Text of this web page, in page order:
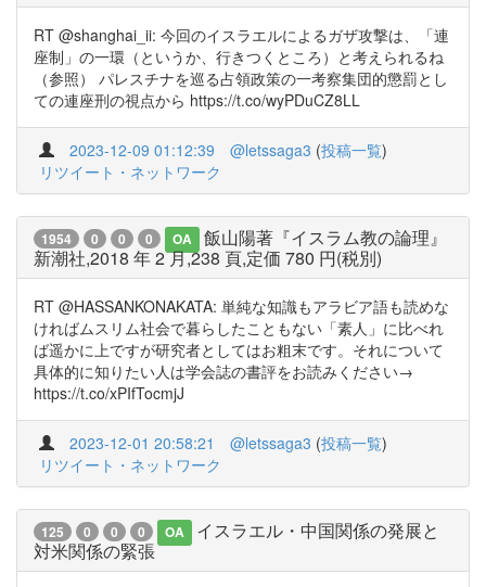
RT @shanghai_ii: 今回のイスラエルによるガザ攻撃は、「連
座制」の一環（というか、行きつくところ）と考えられるね
（参照） パレスチナを巡る占領政策の一考察集団的懲罰とし
ての連座刑の視点から https://t.co/wyPDuCZ8LL
2023-12-09 01:12:39 @letssaga3 (投稿一覧)
リツイート・ネットワーク
1954 0 0 0 OA
飯山陽著『イスラム教の論理』
新潮社,2018 年 2 月,238 頁,定価 780 円(税別)
RT @HASSANKONAKATA: 単純な知識もアラビア語も読めな
ければムスリム社会で暮らしたこともない「素人」に比べれ
ば遥かに上ですが研究者としてはお粗末です。それについて
具体的に知りたい人は学会誌の書評をお読みください→
https://t.co/xPIfTocmjJ
2023-12-01 20:58:21 @letssaga3 (投稿一覧)
リツイート・ネットワーク
125 0 0 0 OA
イスラエル・中国関係の発展と
対米関係の緊張